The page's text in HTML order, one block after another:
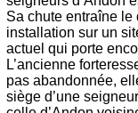
Sa chute entraîne le
installation sur un
actuel qui porte
L’ancienne
pas abandonnée,
siège d’une